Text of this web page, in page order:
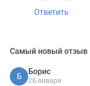
Ответить
Самый новый отзыв
Б
Борис
26 января